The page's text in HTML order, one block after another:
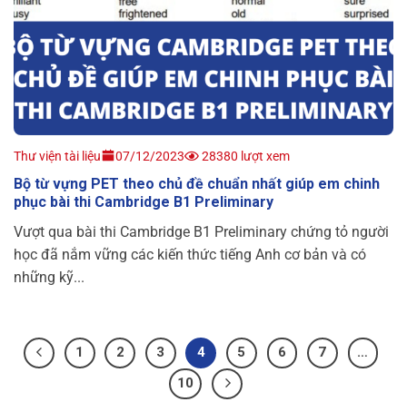
Thư viện tài liệu 07/12/2023 28380 lượt xem
Bộ từ vựng PET theo chủ đề chuẩn nhất giúp em chinh
phục bài thi Cambridge B1 Preliminary
Vượt qua bài thi Cambridge B1 Preliminary chứng tỏ người
học đã nắm vững các kiến thức tiếng Anh cơ bản và có
những kỹ...
1 2 3 4 5 6 7
…
10